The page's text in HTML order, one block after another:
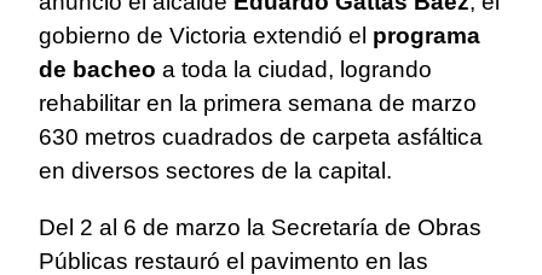
gobierno de Victoria extendió el programa
de bacheo a toda la ciudad, logrando
rehabilitar en la primera semana de marzo
630 metros cuadrados de carpeta asfáltica
en diversos sectores de la capital.
Del 2 al 6 de marzo la Secretaría de Obras
Públicas restauró el pavimento en las